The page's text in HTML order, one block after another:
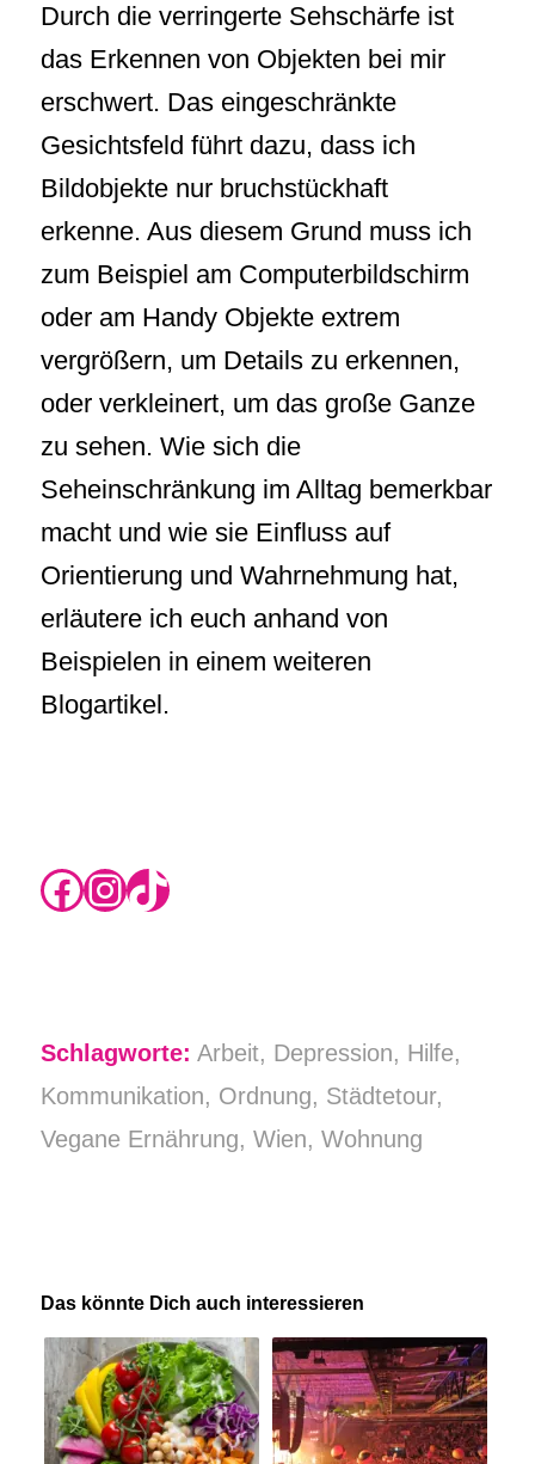
Durch die verringerte Sehschärfe ist
das Erkennen von Objekten bei mir
erschwert. Das eingeschränkte
Gesichtsfeld führt dazu, dass ich
Bildobjekte nur bruchstückhaft
erkenne. Aus diesem Grund muss ich
zum Beispiel am Computerbildschirm
oder am Handy Objekte extrem
vergrößern, um Details zu erkennen,
oder verkleinert, um das große Ganze
zu sehen. Wie sich die
Seheinschränkung im Alltag bemerkbar
macht und wie sie Einfluss auf
Orientierung und Wahrnehmung hat,
erläutere ich euch anhand von
Beispielen in einem weiteren
Blogartikel.
https://www.instagram.com/rikas.blog/ InstagramTikTok
Schlagworte: Arbeit, Depression, Hilfe,
Kommunikation, Ordnung, Städtetour,
Vegane Ernährung, Wien, Wohnung
Das könnte Dich auch interessieren